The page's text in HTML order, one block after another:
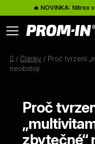
🔥 NOVINKA: Nitrox
Domů
/ Články / Proč tvrzení
neobstojí
Proč
zbytečné“